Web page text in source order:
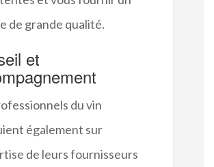
de grande qualité.
et
du vin
également sur
de leurs fournisseurs